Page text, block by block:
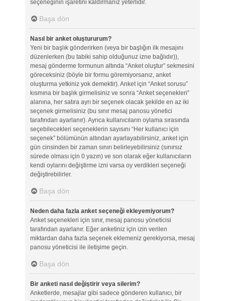
seçeneğinin işaretini kaldırmanız yeterlidir.
Başa dön
Nasıl bir anket oluştururum?
Yeni bir başlık gönderirken (veya bir başlığın ilk mesajını
düzenlerken (bu tabiki sahip olduğunuz izne bağlıdır)),
mesaj gönderme formunun altında “Anket oluştur” sekmesini
göreceksiniz (böyle bir formu göremiyorsanız, anket
oluşturma yetkiniz yok demektir). Anket için “Anket sorusu”
kısmına bir başlık girmelisiniz ve sonra “Anket seçenekleri”
alanına, her satıra ayrı bir seçenek olacak şekilde en az iki
seçenek girmelisiniz (bu sınır mesaj panosu yönetici
tarafından ayarlanır). Ayrıca kullanıcıların oylama sırasında
seçebilecekleri seçeneklerin sayısını “Her kullanıcı için
seçenek” bölümünün altından ayarlayabilirsiniz, anket için
gün cinsinden bir zaman sınırı belirleyebilirsiniz (sınırsız
sürede olması için 0 yazın) ve son olarak eğer kullanıcıların
kendi oylarını değiştirme izni varsa oy verdikleri seçeneği
değiştirebilirler.
Başa dön
Neden daha fazla anket seçeneği ekleyemiyorum?
Anket seçenekleri için sınır, mesaj panosu yöneticisi
tarafından ayarlanır. Eğer anketiniz için izin verilen
miktardan daha fazla seçenek eklemeniz gerekiyorsa, mesaj
panosu yöneticisi ile iletişime geçin.
Başa dön
Bir anketi nasıl değiştirir veya silerim?
Anketlerde, mesajlar gibi sadece gönderen kullanıcı, bir